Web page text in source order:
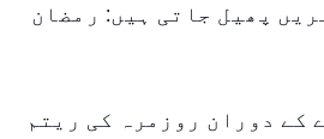
پھیل جاتی ہیں: رمضان
کے دوران روزمرہ کی ریتم